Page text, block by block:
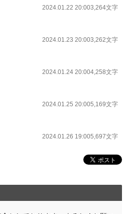
2024.01.22 20:003,264文字
2024.01.23 20:003,262文字
2024.01.24 20:004,258文字
2024.01.25 20:005,169文字
2024.01.26 19:005,697文字